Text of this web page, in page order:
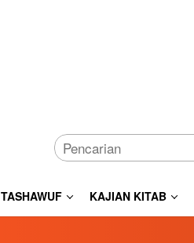
TASHAWUF KAJIAN KITAB